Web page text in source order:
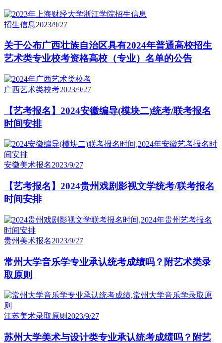
招生信息2023/9/27
关于公布广西壮族自治区具有2024年普通高校招生
艺术类专业校考资格高校（专业）名单的公告
广西艺术类校考2023/9/27
【艺考报名】2024安徽编导(模块二)统考/联考报名
时间安排
安徽美术报名2023/9/27
【艺考报名】2024贵州戏剧影视文学统考/联考报名
时间安排
贵州美术报名2023/9/27
常州大学音乐学专业承认统考成绩吗？附艺术类录
取原则
江苏美术录取原则 2023/9/27
苏州大学美术与设计类专业承认统考成绩吗？附艺